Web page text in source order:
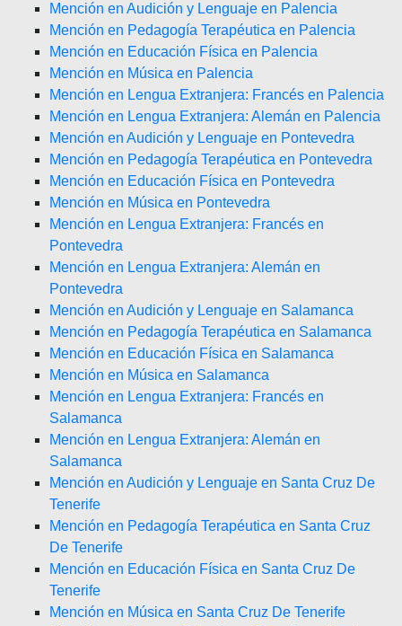
Mención en Audición y Lenguaje en Palencia
Mención en Pedagogía Terapéutica en Palencia
Mención en Educación Física en Palencia
Mención en Música en Palencia
Mención en Lengua Extranjera: Francés en Palencia
Mención en Lengua Extranjera: Alemán en Palencia
Mención en Audición y Lenguaje en Pontevedra
Mención en Pedagogía Terapéutica en Pontevedra
Mención en Educación Física en Pontevedra
Mención en Música en Pontevedra
Mención en Lengua Extranjera: Francés en
Pontevedra
Mención en Lengua Extranjera: Alemán en
Pontevedra
Mención en Audición y Lenguaje en Salamanca
Mención en Pedagogía Terapéutica en Salamanca
Mención en Educación Física en Salamanca
Mención en Música en Salamanca
Mención en Lengua Extranjera: Francés en
Salamanca
Mención en Lengua Extranjera: Alemán en
Salamanca
Mención en Audición y Lenguaje en Santa Cruz De
Tenerife
Mención en Pedagogía Terapéutica en Santa Cruz
De Tenerife
Mención en Educación Física en Santa Cruz De
Tenerife
Mención en Música en Santa Cruz De Tenerife